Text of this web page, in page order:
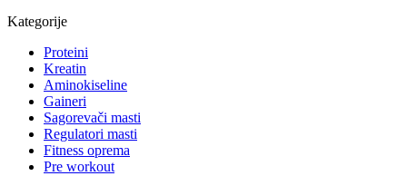
Kategorije
Proteini
Kreatin
Aminokiseline
Gaineri
Sagorevači masti
Regulatori masti
Fitness oprema
Pre workout